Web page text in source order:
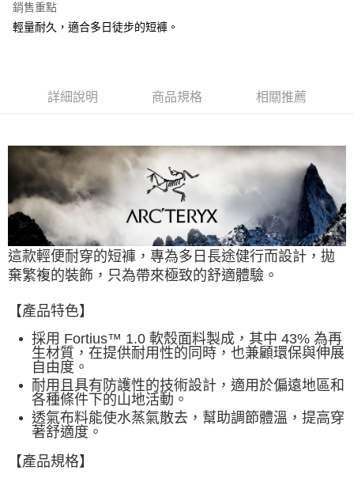
臺灣中小企業銀行
匯豐（台灣）商業銀行
台新國際商業銀行
中國信託商業銀行
Apple Pay
全家取貨付款
付款後全家取貨
每筆NT$60，滿NT$490(含以上)免運費
7-11取貨付款
每筆NT$60，滿NT$490(含以上)免運費
付款後7-11取貨
每筆NT$60，滿NT$490(含以上)免運費
宅配
每筆NT$80，滿NT$490(含以上)免運費
離島宅配
每筆NT$80，滿NT$490(含以上)免運費
付款後門市自取
免運費
順豐貨運海外配送(運費買家自付，順豐交貨並收取運費)
銷售重點
輕量耐久，適合多日徒步的短褲。
詳細說明 商品規格 相關推薦
這款輕便耐穿的短褲，專為多日長途健行而設計，拋
棄繁複的裝飾，只為帶來極致的舒適體驗。
【產品特色】
採用 Fortius™ 1.0 軟殼面料製成，其中 43% 為再
生材質，在提供耐用性的同時，也兼顧環保與伸展
自由度。
耐用且具有防護性的技術設計，適用於偏遠地區和
各種條件下的山地活動。
透氣布料能使水蒸氣散去，幫助調節體溫，提高穿
著舒適度。
【產品規格】